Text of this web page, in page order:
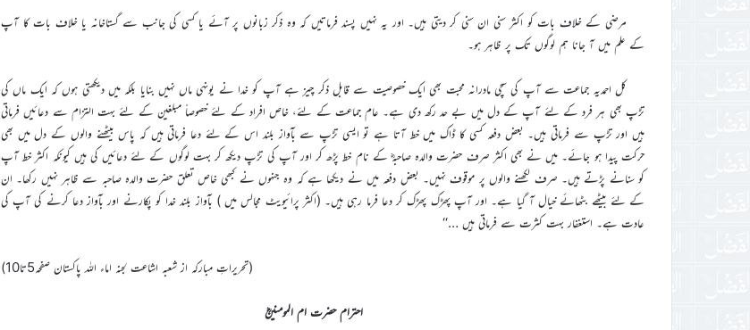
مرضی کے خلاف بات کو اکثر سنی ان سنی کر دیتی ہیں۔ اور یہ نہیں پسند فرماتیں کہ وہ ذکر زبانوں پر آئے یا کسی کی جانب سے گستاخانہ یا خلاف بات کا آپ
کے علم میں آ جانا ہم لوگوں تک پر ظاہر ہو۔
کل احمدیہ جماعت سے آپ کی سچی مادرانہ محبت بھی ایک خصوصیت سے قابل ذکر چیز ہے آپ کو خدا نے یونہی ماں نہیں بنایا بلکہ میں دیکھتی ہوں کہ ایک ماں کی
تڑپ بھی ہر فرد کے لئے آپ کے دل میں بے حد رکھ دی ہے۔ عام جماعت کے لئے، خاص افراد کے لئے خصوصاً مبلغین کے لئے بہت التزام سے دعائیں فرماتی
ہیں اور تڑپ سے فرماتی ہیں۔ بعض دفعہ کسی کا ڈاک میں خط آتا ہے تو ایسی تڑپ سے بآواز بلند اس کے لئے دعا فرماتی ہیں کہ پاس بیٹھنے والوں کے دل میں بھی
حرکت پیدا ہو جائے۔ میں نے بھی اکثر صرف حضرت والدہ صاحبہؓ کے نام خط پڑھ کر اور آپ کی تڑپ دیکھ کر بہت لوگوں کے لئے دعائیں کی ہیں کیونکہ اکثر خط آپ
کو سنانے پڑتے ہیں۔ صرف لکھنے والوں پر موقوف نہیں۔ بعض دفعہ میں نے دیکھا ہے کہ وہ جنہوں نے کبھی خاص تعلق حضرت والدہ صاحبہ سے ظاہر نہیں رکھا۔ ان
کے لئے بیٹھے بٹھائے خیال آ گیا ہے۔ اور آپ پھڑک پھڑک کر دعا فرما رہی ہیں۔ (اکثر پرائیویٹ مجالس میں ) بآواز بلند خدا کو پکارنے اور بآواز دعا کرنے کی آپ کی
عادت ہے۔ استغفار بہت کثرت سے فرماتی ہیں …‘‘
(تحریراتِ مبارکہ از شعبہ اشاعت لجنہ اماء اللہ پاکستان صفحہ5تا10)
احترام حضرت ام المومنینؓ